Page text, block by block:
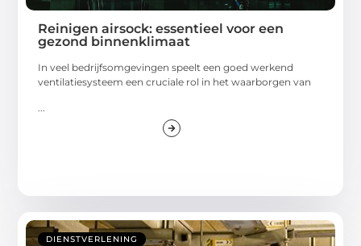
Reinigen airsock: essentieel voor een
gezond binnenklimaat
In veel bedrijfsomgevingen speelt een goed werkend
ventilatiesysteem een cruciale rol in het waarborgen van
...
DIENSTVERLENING